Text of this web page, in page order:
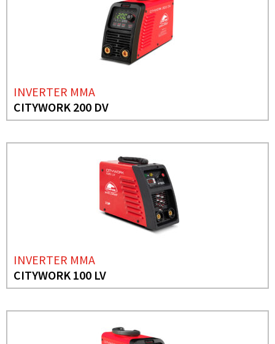
INVERTER MMA
CITYWORK 200 DV
INVERTER MMA
CITYWORK 100 LV